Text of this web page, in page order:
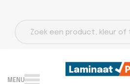
zoeken
MENU